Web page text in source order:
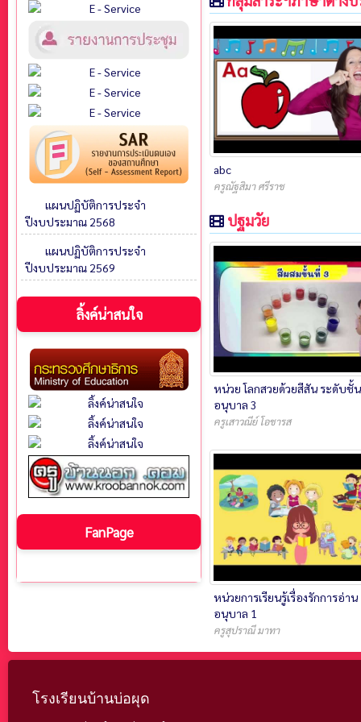
แผนปฏิบัติการประจำ
ปีงบประมาณ 2568
แผนปฏิบัติการประจำ
ปีงบประมาณ 2569
ลิ้งค์น่าสนใจ
FanPage
abc
ครูณัฐสิมา ศรีราช
ปฐมวัย
หน่วย โลกสวยด้วยสีสัน ระดับชั้น
อนุบาล 3
ครูเสาวณีย์ โอชารส
หน่วยการเรียนรู้เรื่องรักการอ่าน
อนุบาล 1
ครูสุปราณี มาทา
โรงเรียนบ้านบ่อผุด